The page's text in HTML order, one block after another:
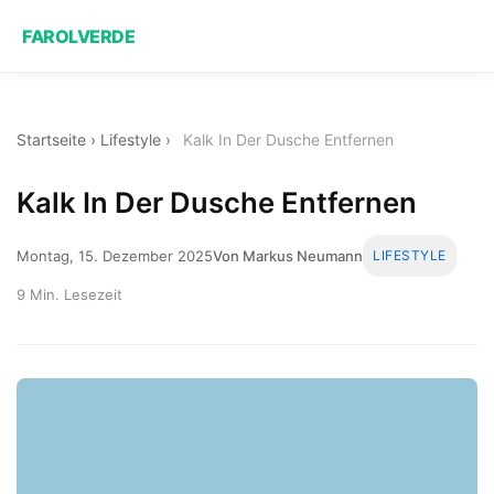
FAROLVERDE
Startseite › Lifestyle › Kalk In Der Dusche Entfernen
Kalk In Der Dusche Entfernen
Montag, 15. Dezember 2025Von Markus Neumann LIFESTYLE
9 Min. Lesezeit